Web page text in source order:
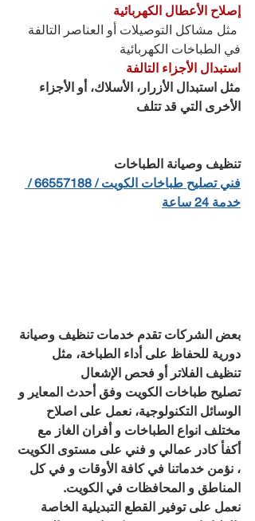
إصلاح الأعطال الكهربائية
مثل مشاكل التوصيلات أو العناصر التالفة
في الطباخات الكهربائية
استبدال الأجزاء التالفة
مثل استبدال الأزرار، الأسلاك، أو الأجزاء
الأخرى التي قد تتلف
تنظيف وصيانة الطباخات
فني تصليح طباخات الكويت / 66557188 /
خدمة 24 ساعة
بعض الشركات تقدم خدمات تنظيف وصيانة
دورية للحفاظ على أداء الطباخة، مثل
تنظيف الفلاتر أو فحص الإشعال
تصليح طباخات الكويت وفق أحدث المعاير و
الوسائل التكنولوجية، نعمل على اصلاح
مختلف انواع الطباخات و أفران الغاز مع
أكفأ كادر عمالي و فني على مستوى الكويت
، نؤمن خدماتنا في كافة الأوقات و في كل
المناطق و المحافظات في الكويت.
نعمل على توفير القطع التبديلية الخاصة